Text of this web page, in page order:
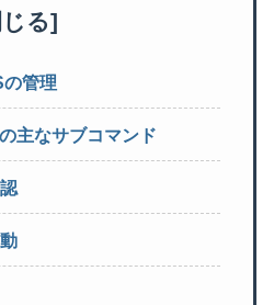
の管理
主なサブコマンド